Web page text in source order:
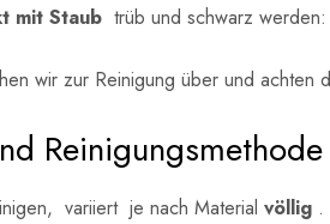
mit Staub trüb und schwarz
wir zur Reinigung über und achten
Reinigungsmethode
variiert je nach Materialvöllig .